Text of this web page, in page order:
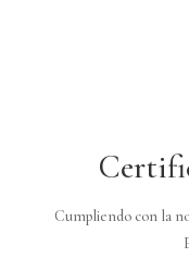
Cumpliendo con la